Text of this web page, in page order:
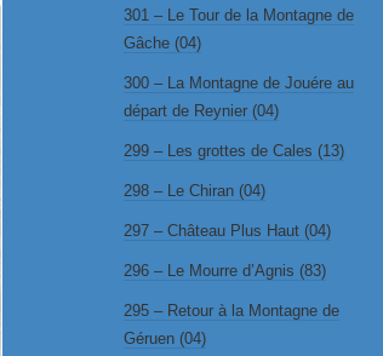
301 – Le Tour de la Montagne de
Gâche (04)
300 – La Montagne de Jouére au
départ de Reynier (04)
299 – Les grottes de Cales (13)
298 – Le Chiran (04)
297 – Château Plus Haut (04)
296 – Le Mourre d’Agnis (83)
295 – Retour à la Montagne de
Géruen (04)